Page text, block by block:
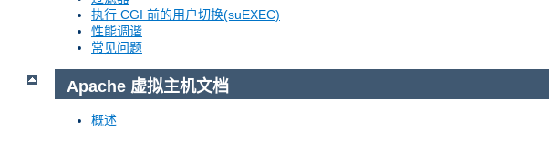
执行 CGI 前的用户切换(suEXEC)
性能调谐
常见问题
Apache 虚拟主机文档
概述